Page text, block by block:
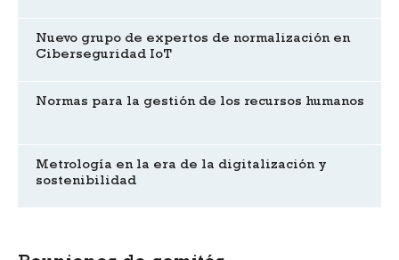
Nuevo grupo de expertos de normalización en
Ciberseguridad IoT
Normas para la gestión de los recursos humanos
Metrología en la era de la digitalización y
sostenibilidad